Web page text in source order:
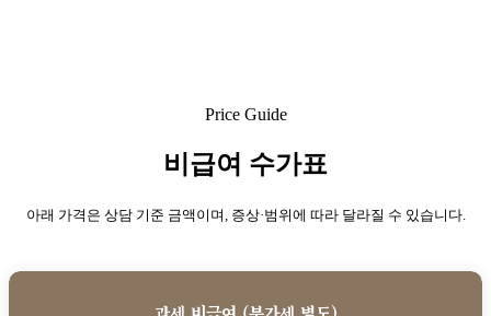
Price Guide
비급여 수가표
아래 가격은 상담 기준 금액이며, 증상·범위에 따라 달라질 수 있습니다.